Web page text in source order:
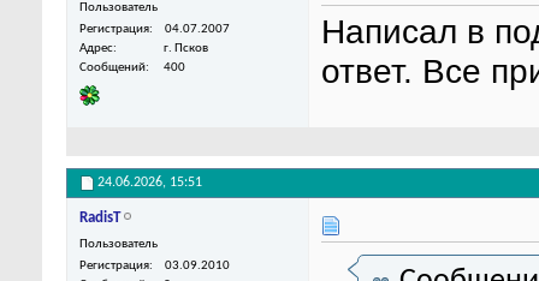
Пользователь
Регистрация
04.07.2007
Адрес
г. Псков
Сообщений
400
Написал в
ответ. Все
24.06.2026, 15:51
RadisT
Пользователь
Регистрация
03.09.2010